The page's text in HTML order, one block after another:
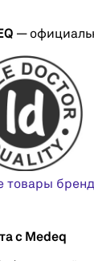
—
товары
с Medeq